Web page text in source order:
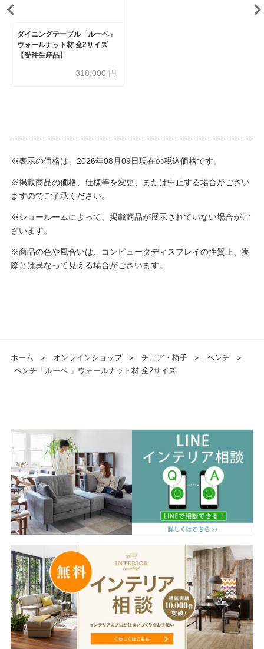
ダイニングテーブル「ルーベ」
ウォールナット材 全2サイズ
【受注生産品】
318,000 円
※表示の価格は、2026年08月09日現在の税込価格です。
※掲載商品の価格、仕様等を変更、または中止する場合がござい
ますのでご了承ください。
※ショールームによって、掲載商品が展示されていない場合がご
ざいます。
※商品の色や風合いは、コンピュータディスプレイの性質上、実
際とは異なって見える場合がございます。
ホーム ＞ オンラインショップ ＞ チェア・椅子 ＞ ベンチ
＞
ベンチ「ルーベ 」ウォールナット材 全2サイズ